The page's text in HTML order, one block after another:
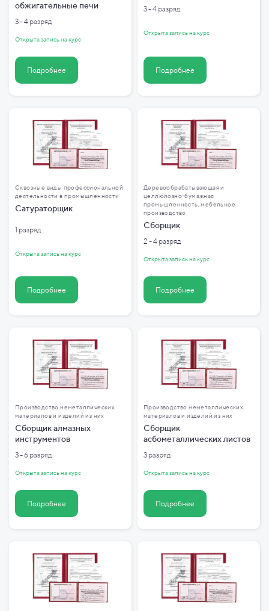
обжигательные печи
3 - 4 разряд
Открыта запись на курс
Подробнее
3 - 4 разряд
Открыта запись на курс
Подробнее
Сквозные виды профессиональной
деятельности в промышленности
Сатураторщик
1 разряд
Открыта запись на курс
Подробнее
Деревообрабатывающая и
целлюлозно-бумажная
промышленность, мебельное
производство
Сборщик
2 - 4 разряд
Открыта запись на курс
Подробнее
Производство неметаллических
материалов и изделий из них
Сборщик алмазных
инструментов
3 - 6 разряд
Открыта запись на курс
Подробнее
Производство неметаллических
материалов и изделий из них
Сборщик
асбометаллических листов
3 разряд
Открыта запись на курс
Подробнее